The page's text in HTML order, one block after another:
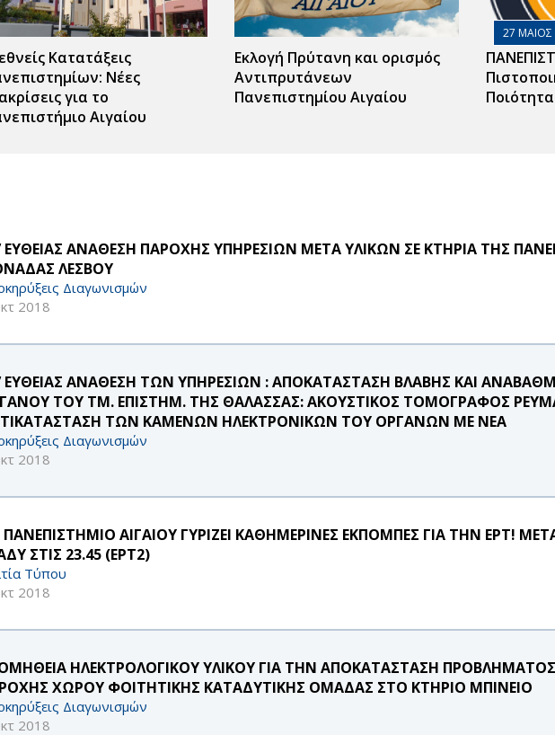
Κατατάξεις
Νέες
για το
Αιγαίου
Εκλογή Πρύτανη και ορισμός
Αντιπρυτάνεων
Πανεπιστημίου Αιγαίου
27 ΜΑΙΟΣ
ΕΥΘΕΙΑΣ ΑΝΑΘΕΣΗ ΠΑΡΟΧΗΣ ΥΠΗΡΕΣΙΩΝ ΜΕΤΑ ΥΛΙΚΩΝ ΣΕ ΚΤΗΡΙΑ ΤΗΣ
ΛΕΣΒΟΥ
Διαγωνισμών
2018
ΕΥΘΕΙΑΣ ΑΝΑΘΕΣΗ ΤΩΝ ΥΠΗΡΕΣΙΩΝ : ΑΠΟΚΑΤΑΣΤΑΣΗ ΒΛΑΒΗΣ ΚΑΙ
ΤΟΥ ΤΜ. ΕΠΙΣΤΗΜ. ΤΗΣ ΘΑΛΑΣΣΑΣ: ΑΚΟΥΣΤΙΚΟΣ ΤΟΜΟΓΡΑΦΟΣ
ΤΩΝ ΚΑΜΕΝΩΝ ΗΛΕΚΤΡΟΝΙΚΩΝ ΤΟΥ ΟΡΓΑΝΩΝ ΜΕ ΝΕΑ
Διαγωνισμών
2018
ΑΙΓΑΙΟΥ ΓΥΡΙΖΕΙ ΚΑΘΗΜΕΡΙΝΕΣ ΕΚΠΟΜΠΕΣ ΓΙΑ ΤΗΝ ΕΡΤ!
ΣΤΙΣ 23.45 (ΕΡΤ2)
Τύπου
2018
ΗΛΕΚΤΡΟΛΟΓΙΚΟΥ ΥΛΙΚΟΥ ΓΙΑ ΤΗΝ ΑΠΟΚΑΤΑΣΤΑΣΗ ΠΡΟΒΛΗΜΑΤΟΣ
ΧΩΡΟΥ ΦΟΙΤΗΤΙΚΗΣ ΚΑΤΑΔΥΤΙΚΗΣ ΟΜΑΔΑΣ ΣΤΟ ΚΤΗΡΙΟ ΜΠΙΝΕΙΟ
Διαγωνισμών
2018